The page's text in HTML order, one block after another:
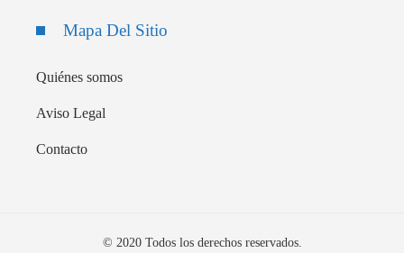
Mapa Del Sitio
Quiénes somos
Aviso Legal
Contacto
© 2020 Todos los derechos reservados.